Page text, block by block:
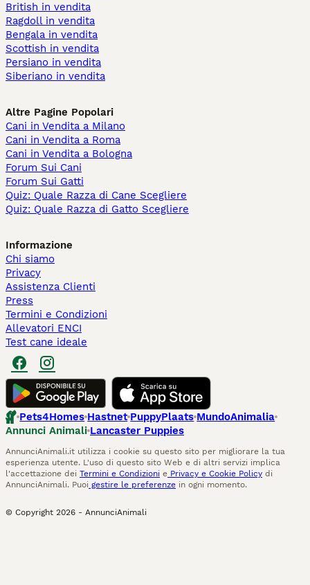
British in vendita
Ragdoll in vendita
Bengala in vendita
Scottish in vendita
Persiano in vendita
Siberiano in vendita
Altre Pagine Popolari
Cani in Vendita a Milano
Cani in Vendita a Roma
Cani in Vendita a Bologna
Forum Sui Cani
Forum Sui Gatti
Quiz: Quale Razza di Cane Scegliere
Quiz: Quale Razza di Gatto Scegliere
Informazione
Chi siamo
Privacy
Assistenza Clienti
Press
Termini e Condizioni
Allevatori ENCI
Test cane ideale
Pets4Homes Hastnet PuppyPlaats MundoAnimalia
Annunci Animali Lancaster Puppies
AnnunciAnimali.it utilizza i cookie su questo sito per migliorare la tua
esperienza utente. L'uso di questo sito Web e di altri servizi implica
l'accettazione dei Termini e Condizioni e Privacy e Cookie Policy di
AnnunciAnimali. Puoi gestire le preferenze in ogni momento.
© Copyright 2026 - AnnunciAnimali